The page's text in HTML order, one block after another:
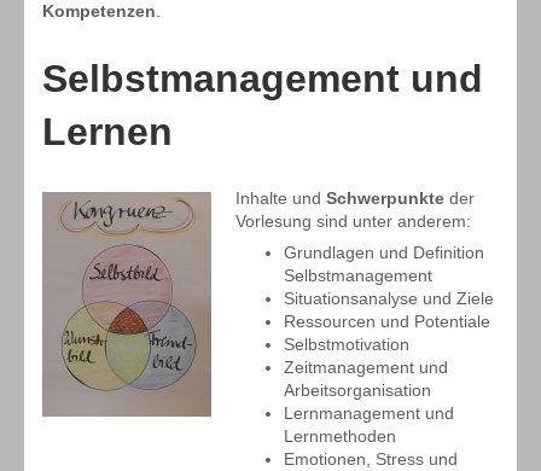
Kompetenzen.
Selbstmanagement und
Lernen
Inhalte und Schwerpunkte der
Vorlesung sind unter anderem:
Grundlagen und Definition
Selbstmanagement
Situationsanalyse und Ziele
Ressourcen und Potentiale
Selbstmotivation
Zeitmanagement und
Arbeitsorganisation
Lernmanagement und
Lernmethoden
Emotionen, Stress und